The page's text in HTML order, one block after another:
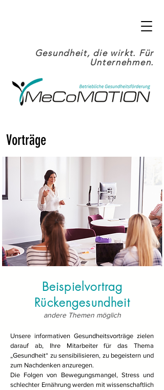
Gesundheit, die wirkt. Für
Unternehmen.
Vorträge
Beispielvortrag
Rückengesundheit
andere Themen möglich
Unsere informativen Gesundheitsvorträge zielen
darauf ab, Ihre Mitarbeiter für das Thema
„Gesundheit“ zu sensibilisieren, zu begeistern und
zum Nachdenken anzuregen.
Die Folgen von Bewegungsmangel, Stress und
schlechter Ernährung werden mit wissenschaftlich